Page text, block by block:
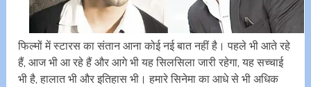
फिल्मों में स्टारस का संतान आना कोई नई बात नहीं है। पहले भी आते रहे
हैं, आज भी आ रहे हैं और आगे भी यह सिलसिला जारी रहेगा, यह सच्चाई
भी है, हालात भी और इतिहास भी। हमारे सिनेमा का आधे से भी अधिक